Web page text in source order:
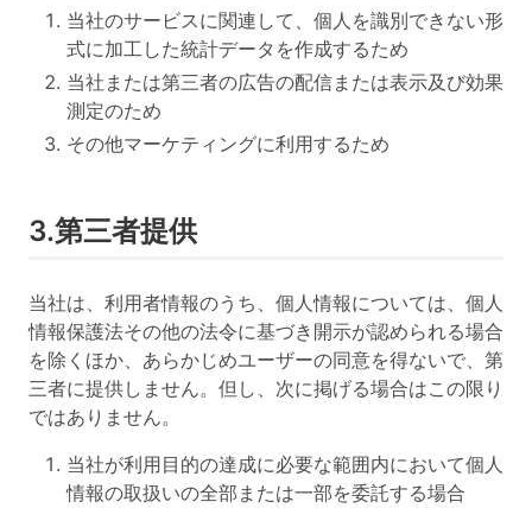
当社のサービスに関連して、個人を識別できない形
式に加工した統計データを作成するため
当社または第三者の広告の配信または表示及び効果
測定のため
その他マーケティングに利用するため
3.第三者提供
当社は、利用者情報のうち、個人情報については、個人
情報保護法その他の法令に基づき開示が認められる場合
を除くほか、あらかじめユーザーの同意を得ないで、第
三者に提供しません。但し、次に掲げる場合はこの限り
ではありません。
当社が利用目的の達成に必要な範囲内において個人
情報の取扱いの全部または一部を委託する場合